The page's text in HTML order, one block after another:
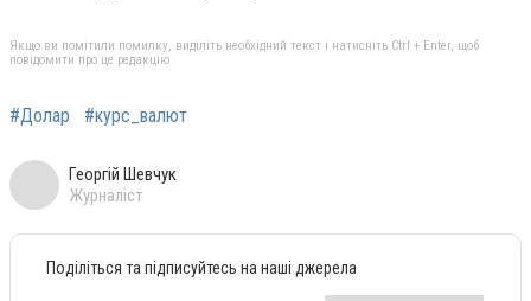
Якщо ви помітили помилку, виділіть необхідний текст і натисніть Ctrl + Enter, щоб
повідомити про це редакцію
#Долар #курс_валют
Георгій Шевчук
Журналіст
Поділіться та підписуйтесь на наші джерела